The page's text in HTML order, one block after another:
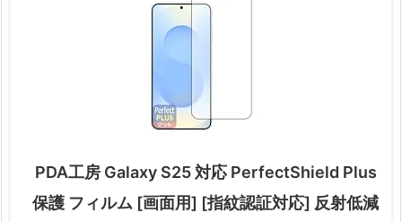
PDA工房 Galaxy S25 対応 PerfectShield Plus
保護 フィルム [画面用] [指紋認証対応] 反射低減